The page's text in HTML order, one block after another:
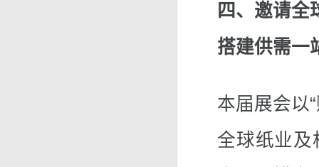
四、邀请全
搭建供需一
本届展会以
全球纸业及